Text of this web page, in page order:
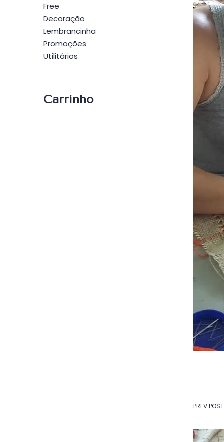
PREV POST
Free
Decoração
Lembrancinha
Promoções
Utilitários
Carrinho